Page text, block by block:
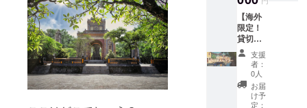
です。
録・公
式LINE
友だち
追加が
必須で
す。 ※
ツアー
参加に
い。）
～商品
詳細～
・カ
ラー：
ホワイ
トのみ
・素
材：ポ
経験豊
富なガ
イドさ
んたち
が皆様
の旅行
をより
楽しく
なるよ
うサ
【海外
限定！
貸切リ
アルツ
アー】
・海外
（イタ
リア・
支援
者：
0人
お届
け予
定：